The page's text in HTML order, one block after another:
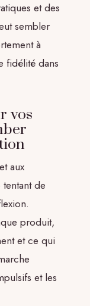
et des
sembler
à
fidélité dans
vos
aux
de
produit,
et ce qui
et les